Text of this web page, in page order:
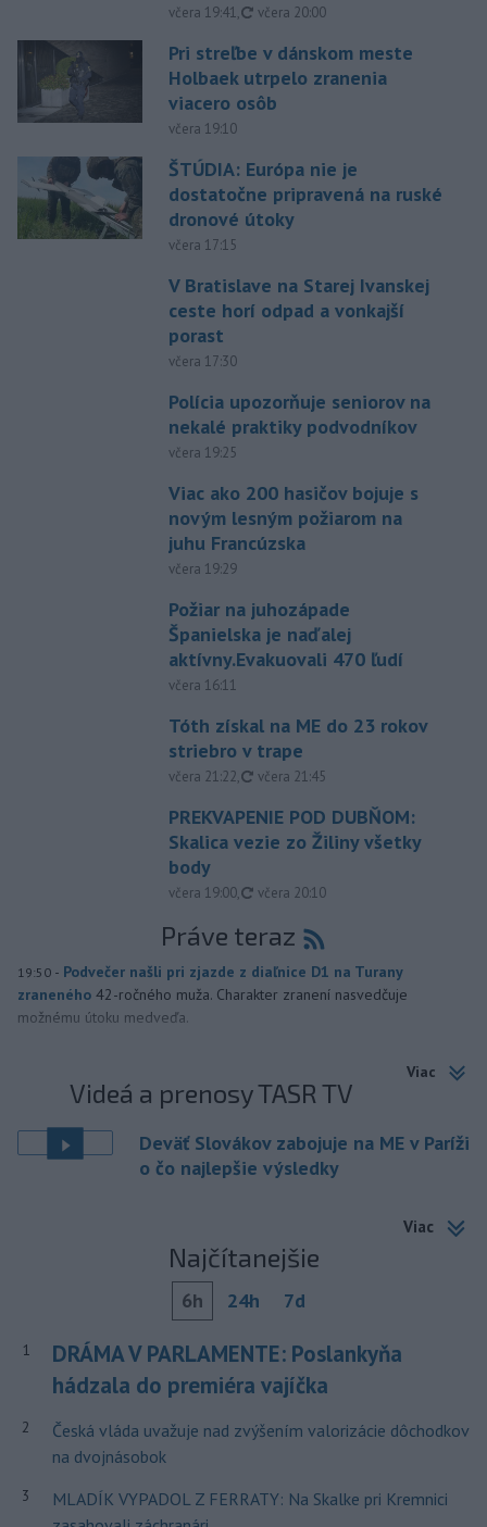
včera 19:41, aktualizované
včera 20:00
Pri streľbe v dánskom meste
Holbaek utrpelo zranenia
viacero osôb
včera 19:10
ŠTÚDIA: Európa nie je
dostatočne pripravená na ruské
dronové útoky
včera 17:15
V Bratislave na Starej Ivanskej
ceste horí odpad a vonkajší
porast
včera 17:30
Polícia upozorňuje seniorov na
nekalé praktiky podvodníkov
včera 19:25
Viac ako 200 hasičov bojuje s
novým lesným požiarom na
juhu Francúzska
včera 19:29
Požiar na juhozápade
Španielska je naďalej
aktívny.Evakuovali 470 ľudí
včera 16:11
Tóth získal na ME do 23 rokov
striebro v trape
včera 21:22, aktualizované
včera 21:45
PREKVAPENIE POD DUBŇOM:
Skalica vezie zo Žiliny všetky
body
včera 19:00, aktualizované
včera 20:10
Práve teraz
19:50 - Podvečer našli pri zjazde z diaľnice D1 na Turany
zraneného 42-ročného muža. Charakter zranení nasvedčuje
možnému útoku medveďa.
Viac
Videá a prenosy TASR TV
Deväť Slovákov zabojuje na ME v Paríži
o čo najlepšie výsledky
Viac
Najčítanejšie
6h 24h 7d
1
DRÁMA V PARLAMENTE: Poslankyňa
hádzala do premiéra vajíčka
2
Česká vláda uvažuje nad zvýšením valorizácie dôchodkov
na dvojnásobok
3
MLADÍK VYPADOL Z FERRATY: Na Skalke pri Kremnici